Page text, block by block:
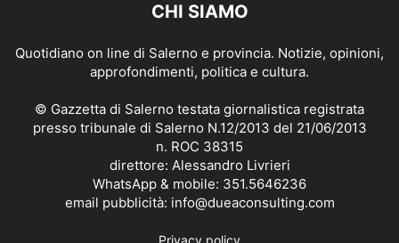
CHI SIAMO
Quotidiano on line di Salerno e provincia. Notizie, opinioni,
approfondimenti, politica e cultura.
© Gazzetta di Salerno testata giornalistica registrata
presso tribunale di Salerno N.12/2013 del 21/06/2013
n. ROC 38315
direttore: Alessandro Livrieri
WhatsApp & mobile: 351.5646236
email pubblicità: info@dueaconsulting.com